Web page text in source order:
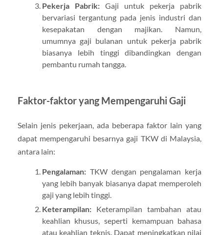
Pekerja Pabrik:Gaji untuk pekerja pabrik
bervariasi tergantung pada jenis industri dan
kesepakatan dengan majikan. Namun,
umumnya gaji bulanan untuk pekerja pabrik
biasanya lebih tinggi dibandingkan dengan
pembantu rumah tangga.
Faktor-faktor yang Mempengaruhi Gaji
Selain jenis pekerjaan, ada beberapa faktor lain yang
dapat mempengaruhi besarnya gaji TKW di Malaysia,
antara lain:
Pengalaman:TKW dengan pengalaman kerja
yang lebih banyak biasanya dapat memperoleh
gaji yang lebih tinggi.
Keterampilan:Keterampilan tambahan atau
keahlian khusus, seperti kemampuan bahasa
atau keahlian teknis. Dapat meningkatkan nilai